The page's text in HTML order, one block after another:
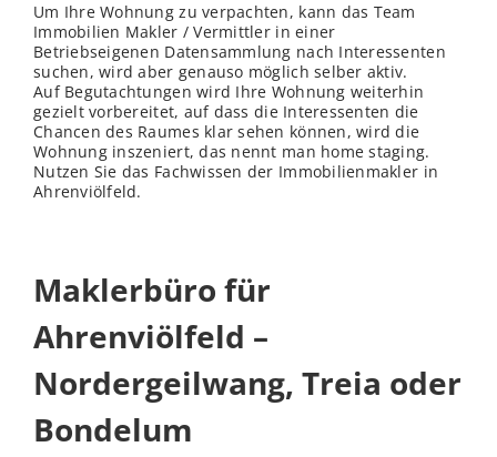
Um Ihre Wohnung zu verpachten, kann das Team
Immobilien Makler / Vermittler in einer
Betriebseigenen Datensammlung nach Interessenten
suchen, wird aber genauso möglich selber aktiv.
Auf Begutachtungen wird Ihre Wohnung weiterhin
gezielt vorbereitet, auf dass die Interessenten die
Chancen des Raumes klar sehen können, wird die
Wohnung inszeniert, das nennt man home staging.
Nutzen Sie das Fachwissen der Immobilienmakler in
Ahrenviölfeld.
Maklerbüro für
Ahrenviölfeld –
Nordergeilwang, Treia oder
Bondelum